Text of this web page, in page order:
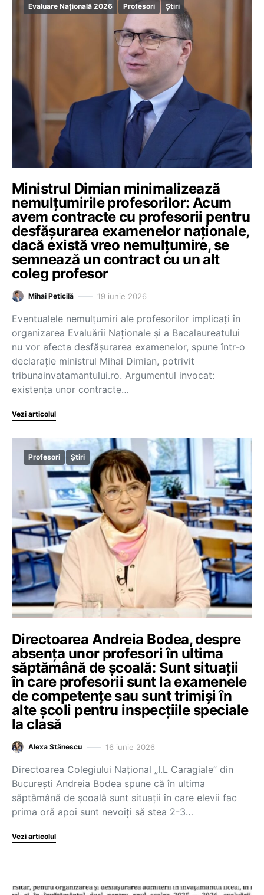
Evaluare Națională 2026 Profesori Știri
Ministrul Dimian minimalizează
nemulțumirile profesorilor: Acum
avem contracte cu profesorii pentru
desfășurarea examenelor naționale,
dacă există vreo nemulțumire, se
semnează un contract cu un alt
coleg profesor
Mihai Peticilă 19 iunie 2026
Eventualele nemulțumiri ale profesorilor implicați în
organizarea Evaluării Naționale și a Bacalaureatului
nu vor afecta desfășurarea examenelor, spune într-o
declarație ministrul Mihai Dimian, potrivit
tribunainvatamantului.ro. Argumentul invocat:
existența unor contracte…
Vezi articolul
Profesori Știri
Directoarea Andreia Bodea, despre
absența unor profesori în ultima
săptămână de școală: Sunt situații
în care profesorii sunt la examenele
de competențe sau sunt trimiși în
alte școli pentru inspecțiile speciale
la clasă
Alexa Stănescu 16 iunie 2026
Directoarea Colegiului Național „I.L Caragiale” din
București Andreia Bodea spune că în ultima
săptămână de școală sunt situații în care elevii fac
prima oră apoi sunt nevoiți să stea 2-3…
Vezi articolul